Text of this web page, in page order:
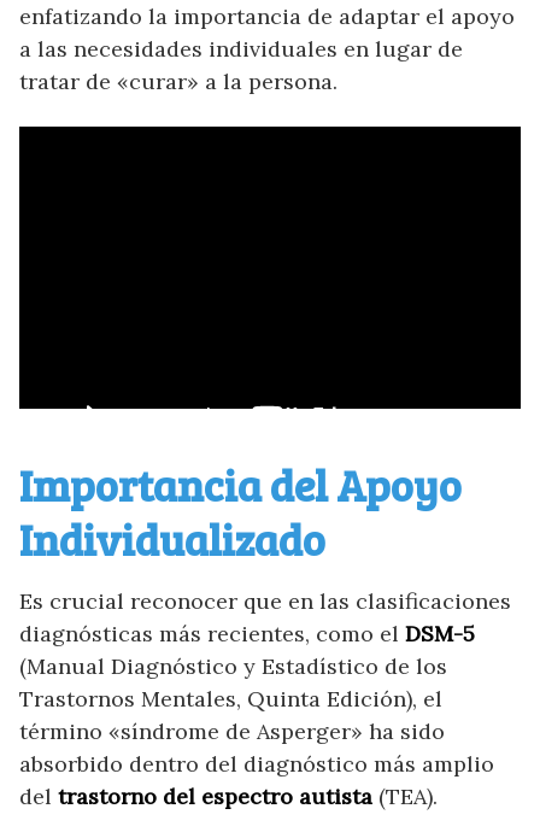
enfatizando la importancia de adaptar el apoyo
a las necesidades individuales en lugar de
tratar de «curar» a la persona.
Importancia del Apoyo
Individualizado
Es crucial reconocer que en las clasificaciones
diagnósticas más recientes, como el DSM-5
(Manual Diagnóstico y Estadístico de los
Trastornos Mentales, Quinta Edición), el
término «síndrome de Asperger» ha sido
absorbido dentro del diagnóstico más amplio
del trastorno del espectro autista (TEA).